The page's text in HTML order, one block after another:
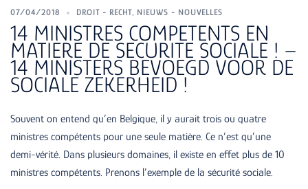
07/04/2018 DROIT - RECHT, NIEUWS - NOUVELLES
14 MINISTRES COMPETENTS EN
MATIERE DE SECURITE SOCIALE ! –
14 MINISTERS BEVOEGD VOOR DE
SOCIALE ZEKERHEID !
Souvent on entend qu’en Belgique, il y aurait trois ou quatre
ministres compétents pour une seule matière. Ce n’est qu’une
demi-vérité. Dans plusieurs domaines, il existe en effet plus de 10
ministres compétents. Prenons l’exemple de la sécurité sociale.